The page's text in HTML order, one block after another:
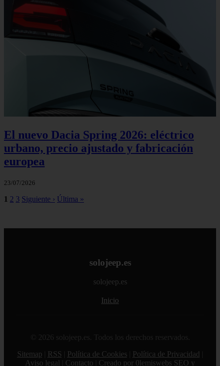
El nuevo Dacia Spring 2026: eléctrico
urbano, precio ajustado y fabricación
europea
23/07/2026
1 2 3 Siguiente › Última »
solojeep.es
solojeep.es
Inicio
© 2026 solojeep.es. Todos los derechos reservados.
Sitemap
RSS Política de Cookies Política de Privacidad
Aviso legal
Contacto Creado por 0lemiswebs SEO y